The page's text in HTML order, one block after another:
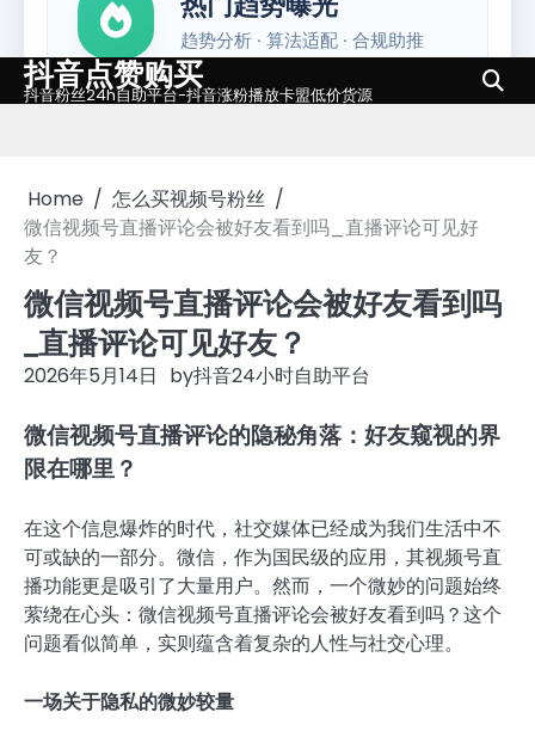
Skip
to
抖音点赞购买
抖音粉丝24h自助平台-抖音涨粉播放卡盟低价货源
Home
怎么买视频号粉丝
微信视频号直播评论会被好友看到吗_直播评论可见好
友？
微信视频号直播评论会被好友看到吗
_直播评论可见好友？
2026年5月14日 by抖音24小时自助平台
微信视频号直播评论的隐秘角落：好友窥视的界
限在哪里？
在这个信息爆炸的时代，社交媒体已经成为我们生活中不
可或缺的一部分。微信，作为国民级的应用，其视频号直
播功能更是吸引了大量用户。然而，一个微妙的问题始终
萦绕在心头：微信视频号直播评论会被好友看到吗？这个
问题看似简单，实则蕴含着复杂的人性与社交心理。
一场关于隐私的微妙较量